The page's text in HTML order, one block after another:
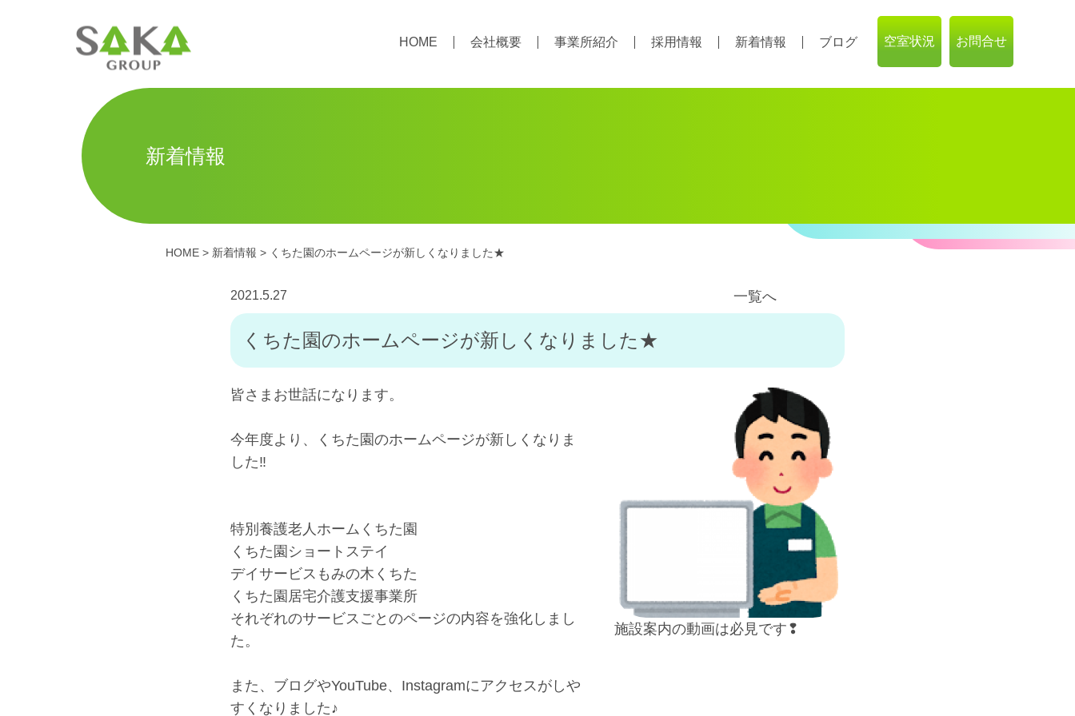
HOME 会社概要 事業所紹介 採用情報 新着情報 ブログ 空室状況 お問合せ
新着情報
HOME > 新着情報 > くちた園のホームページが新しくなりました★
一覧へ
2021.5.27
くちた園のホームページが新しくなりました★
皆さまお世話になります。
今年度より、くちた園のホームページが新しくなりま
した‼
特別養護老人ホームくちた園
くちた園ショートステイ
デイサービスもみの木くちた
くちた園居宅介護支援事業所
それぞれのサービスごとのページの内容を強化しまし
た。
また、ブログやYouTube、Instagramにアクセスがしや
すくなりました♪
施設案内の動画は必見です❢